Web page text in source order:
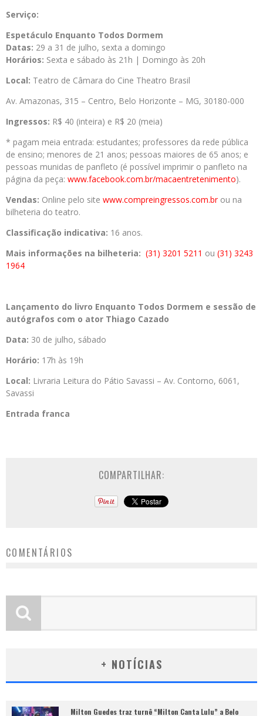
Serviço:
Espetáculo Enquanto Todos Dormem
Datas: 29 a 31 de julho, sexta a domingo
Horários: Sexta e sábado às 21h | Domingo às 20h
Local: Teatro de Câmara do Cine Theatro Brasil
Av. Amazonas, 315 – Centro, Belo Horizonte – MG, 30180-000
Ingressos: R$ 40 (inteira) e R$ 20 (meia)
* pagam meia entrada: estudantes; professores da rede pública
de ensino; menores de 21 anos; pessoas maiores de 65 anos; e
pessoas munidas de panfleto (é possível imprimir o panfleto na
página da peça: www.facebook.com.br/macaentretenimento).
Vendas: Online pelo site www.compreingressos.com.brou na
bilheteria do teatro.
Classificação indicativa: 16 anos.
Mais informações na bilheteria: (31) 3201 5211 ou (31) 3243
1964
Lançamento do livro Enquanto Todos Dormem e sessão de
autógrafos com o ator Thiago Cazado
Data: 30 de julho, sábado
Horário: 17h às 19h
Local: Livraria Leitura do Pátio Savassi – Av. Contorno, 6061,
Savassi
Entrada franca
COMPARTILHAR:
COMENTÁRIOS
+ NOTÍCIAS
Milton Guedes traz turnê “Milton Canta Lulu” a Belo